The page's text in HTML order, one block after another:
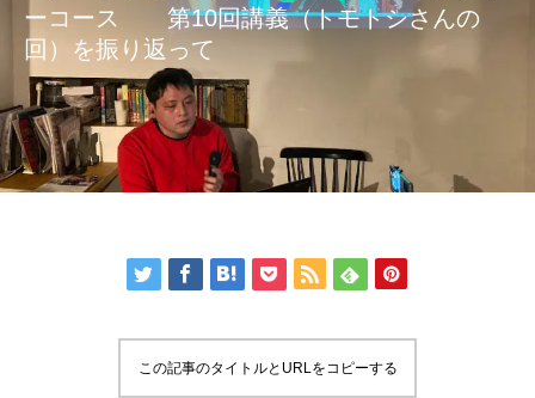
ーコース 第10回講義（トモトシさんの
回）を振り返って
この記事のタイトルとURLをコピーする